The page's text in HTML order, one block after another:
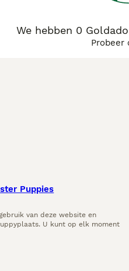
We hebben 0
Probeer
Puppies
van deze website en
U kunt op elk moment